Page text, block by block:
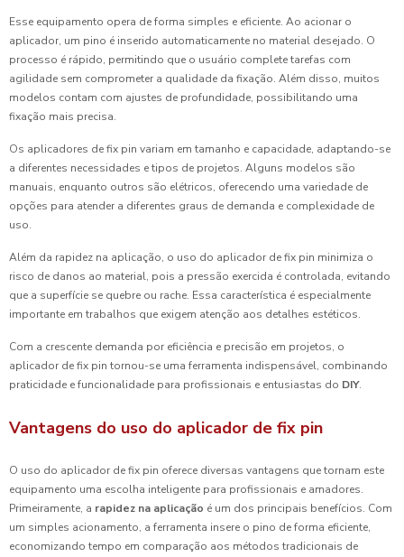
Esse equipamento opera de forma simples e eficiente. Ao acionar o
aplicador, um pino é inserido automaticamente no material desejado. O
processo é rápido, permitindo que o usuário complete tarefas com
agilidade sem comprometer a qualidade da fixação. Além disso, muitos
modelos contam com ajustes de profundidade, possibilitando uma
fixação mais precisa.
Os aplicadores de fix pin variam em tamanho e capacidade, adaptando-se
a diferentes necessidades e tipos de projetos. Alguns modelos são
manuais, enquanto outros são elétricos, oferecendo uma variedade de
opções para atender a diferentes graus de demanda e complexidade de
uso.
Além da rapidez na aplicação, o uso do aplicador de fix pin minimiza o
risco de danos ao material, pois a pressão exercida é controlada, evitando
que a superfície se quebre ou rache. Essa característica é especialmente
importante em trabalhos que exigem atenção aos detalhes estéticos.
Com a crescente demanda por eficiência e precisão em projetos, o
aplicador de fix pin tornou-se uma ferramenta indispensável, combinando
praticidade e funcionalidade para profissionais e entusiastas do DIY.
Vantagens do uso do aplicador de fix pin
O uso do aplicador de fix pin oferece diversas vantagens que tornam este
equipamento uma escolha inteligente para profissionais e amadores.
Primeiramente, a rapidez na aplicação é um dos principais benefícios. Com
um simples acionamento, a ferramenta insere o pino de forma eficiente,
economizando tempo em comparação aos métodos tradicionais de